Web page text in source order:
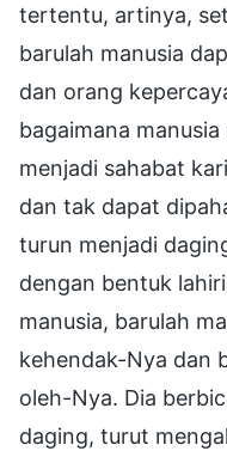
tertentu, artinya,
barulah manusia
dan orang
bagaimana
menjadi sahabat
dan tak dapat
turun menjadi
dengan bentuk
manusia, barulah
kehendak-Nya dan
oleh-Nya. Dia
daging, turut